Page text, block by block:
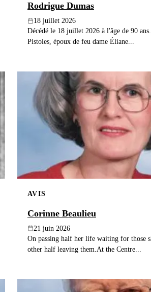
Rodrigue Dumas
18 juillet 2026
Décédé le 18 juillet 2026 à l'âge de 90
Pistoles, époux de feu dame Éliane...
AVIS
Corinne Beaulieu
21 juin 2026
On passing half her life waiting for those
other half leaving them.At the Centre...